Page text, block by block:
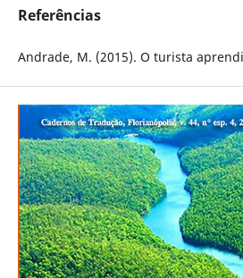
Referências
Andrade, M. (2015). O turista